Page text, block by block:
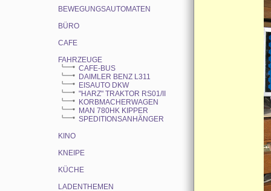
BEWEGUNGSAUTOMATEN
BÜRO
CAFE
FAHRZEUGE
CAFE-BUS
DAIMLER BENZ L311
EISAUTO DKW
"HARZ" TRAKTOR RS01/II
KORBMACHERWAGEN
MAN 780HK KIPPER
SPEDITIONSANHÄNGER
KINO
KNEIPE
KÜCHE
LADENTHEMEN